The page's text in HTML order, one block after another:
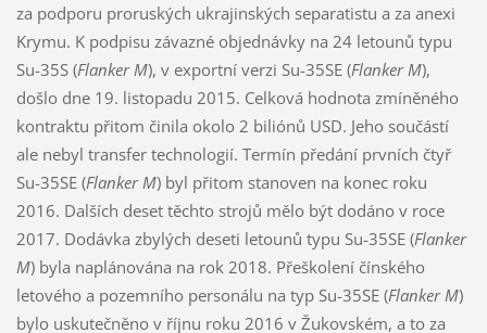
za podporu proruských ukrajinských separatistu a za anexi
Krymu. K podpisu závazné objednávky na 24 letounů typu
Su-35S (Flanker M), v exportní verzi Su-35SE (Flanker M),
došlo dne 19. listopadu 2015. Celková hodnota zmíněného
kontraktu přitom činila okolo 2 biliónů USD. Jeho součástí
ale nebyl transfer technologií. Termín předání prvních čtyř
Su-35SE (Flanker M) byl přitom stanoven na konec roku
2016. Dalších deset těchto strojů mělo být dodáno v roce
2017. Dodávka zbylých deseti letounů typu Su-35SE (Flanker
M) byla naplánována na rok 2018. Přeškolení čínského
letového a pozemního personálu na typ Su-35SE (Flanker M)
bylo uskutečněno v říjnu roku 2016 v Žukovském, a to za